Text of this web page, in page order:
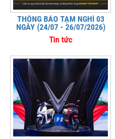
THÔNG BÁO TẠM NGHỈ 03
NGÀY (24/07 - 26/07/2026)
Tin tức